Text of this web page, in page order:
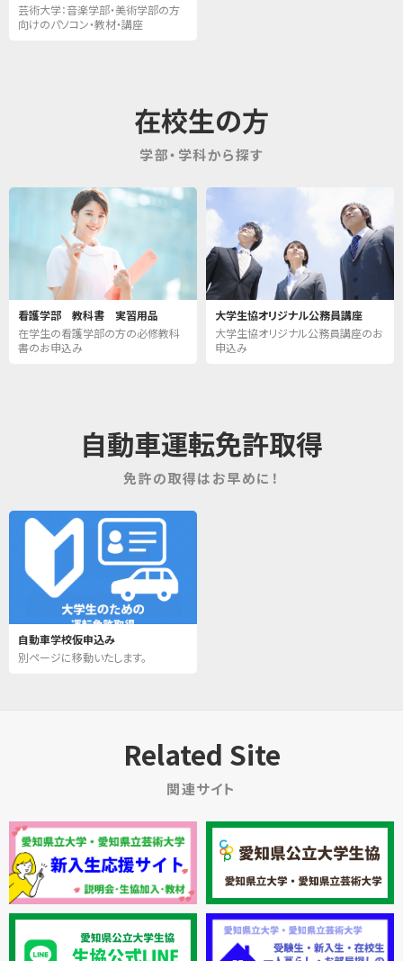
芸術大学：音楽学部・美術学部の方
向けのパソコン・教材・講座
在校生の方
学部・学科から探す
看護学部 教科書 実習用品
在学生の看護学部の方の必修教科
書のお申込み
大学生協オリジナル公務員講座
大学生協オリジナル公務員講座のお
申込み
自動車運転免許取得
免許の取得はお早めに！
自動車学校仮申込み
別ページに移動いたします。
Related Site
関連サイト